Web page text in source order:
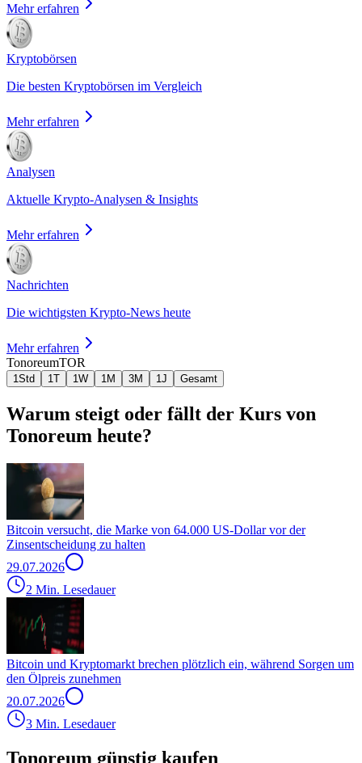
Mehr erfahren
Kryptobörsen
Die besten Kryptobörsen im Vergleich
Mehr erfahren
Analysen
Aktuelle Krypto-Analysen & Insights
Mehr erfahren
Nachrichten
Die wichtigsten Krypto-News heute
Mehr erfahren
TonoreumTOR
1Std 1T 1W 1M 3M 1J Gesamt
Warum steigt oder fällt der Kurs von
Tonoreum heute?
Bitcoin versucht, die Marke von 64.000 US-Dollar vor der
Zinsentscheidung zu halten
29.07.2026
2 Min. Lesedauer
Bitcoin und Kryptomarkt brechen plötzlich ein, während Sorgen um
den Ölpreis zunehmen
20.07.2026
3 Min. Lesedauer
Tonoreum günstig kaufen